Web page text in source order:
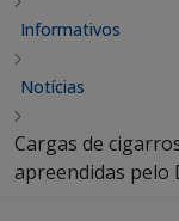
Informativos
Notícias
Cargas de
apreendidas pelo